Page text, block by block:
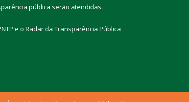
pública serão atendidas.
e o Radar da Transparência Pública